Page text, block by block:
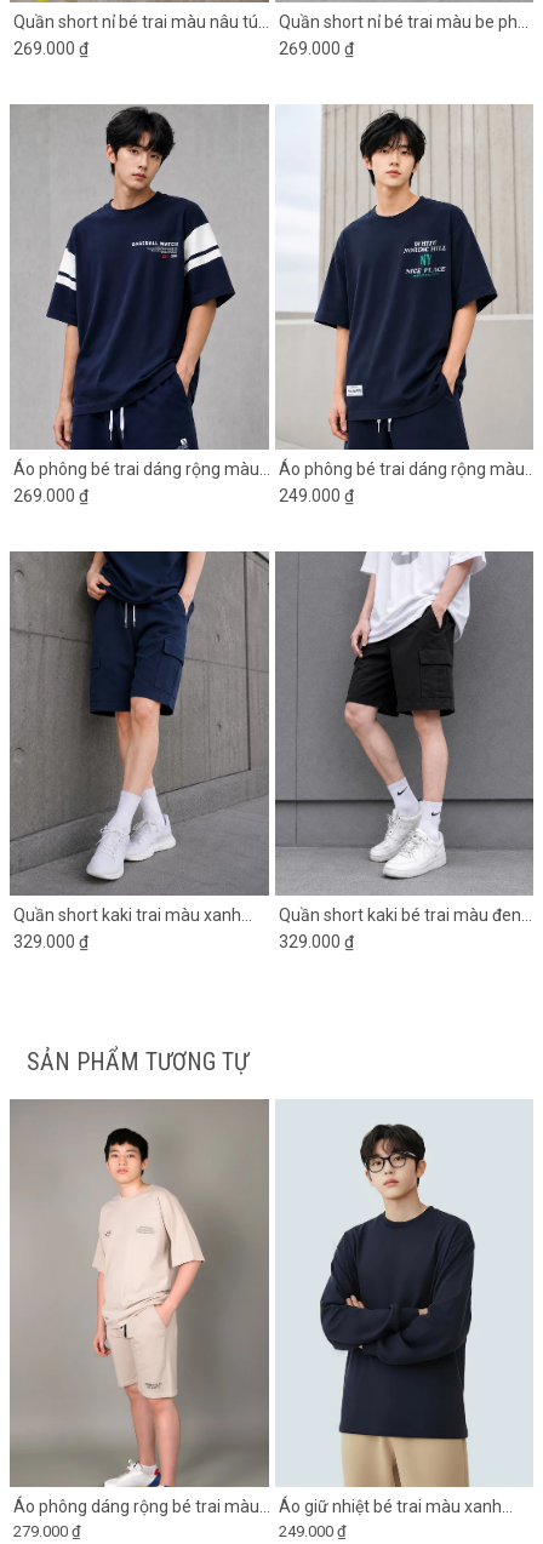
Quần short nỉ bé trai màu nâu túi
hộp
269.000 ₫
Quần short nỉ bé trai màu be phối
gấu đen
269.000 ₫
Áo phông bé trai dáng rộng màu
xanh đen phối tay trắng
269.000 ₫
Áo phông bé trai dáng rộng màu
xanh đen in chữ
249.000 ₫
Quần short kaki trai màu xanh
đen túi hộp
329.000 ₫
Quần short kaki bé trai màu đen
túi hộp 2 bên
329.000 ₫
SẢN PHẨM TƯƠNG TỰ
Áo phông dáng rộng bé trai màu
be chia đôi thân trước
279.000 ₫
Áo giữ nhiệt bé trai màu xanh
navy có lớp lót lông mỏng
249.000 ₫